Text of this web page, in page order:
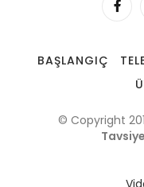
BAŞLANGIÇ
© Copyright